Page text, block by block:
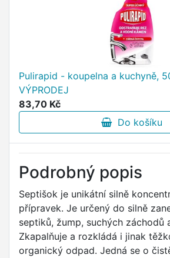
Pulirapid - koupelna a kuchyně,
VÝPRODEJ
83,70 Kč
Do košíku
Podrobný popis
Septišok je unikátní silně
přípravek. Je určený do silně
septiků, žump, suchých záchodů
Zkapalňuje a rozkládá i jinak
organický odpad. Jedná se o